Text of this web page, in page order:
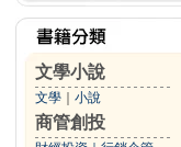
文學小說
文學 小說
商管創投